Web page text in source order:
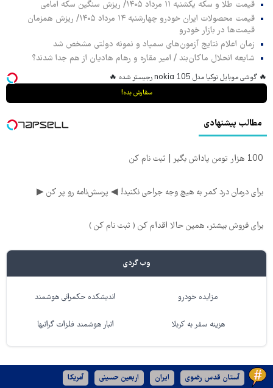
قیمت طلا و سکه یکشنبه ۱۱ مرداد ۱۴۰۵/ ریزش سنگین سکه امامی
قیمت محصولات ایران خودرو چهارشنبه ۱۴ مرداد ۱۴۰۵/ ریزش همزمان
قیمت‌ها در بازار خودرو
زمان اعلام نتایج آزمون‌های سمپاد و نمونه دولتی مشخص شد
شایعه انحلال ماکان‌بند / امیر مقاره و رهام هادیان از هم جدا شدند؟
🔥 گوشی موبایل نوکیا مدل nokia 105 رجیستر شده 🔥
سفارش بده!
مطالب پیشنهادی
100 هزار تومن پاداش بگیر | ثبت نام کن
برای درمان درد کمر به هیچ وجه جراحی نکنید! ◀ پرسش‌نامه رو پر کن ▶
برای فروش بیشتر، همین حالا اقدام کن ( ثبت نام کن )
وب گردی
مزایده خودرو اندیشکده حکمرانی هوشمند
هزینه سفر به کربلا انبار هوشمند فلزات گرانبها
آستان قدس رضوی ایران اربعین حسینی آمریکا